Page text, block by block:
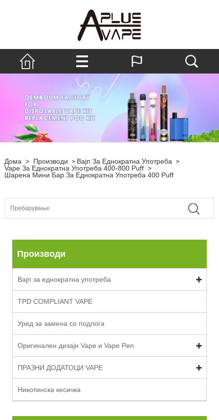
Дома > Производи > Вајп За Еднократна Употреба >
Vape За Еднократна Употреба 400-800 Puff >
Шарена Мини Бар За Еднократна Употреба 400 Puff
Производи
Вајп за еднократна употреба
TPD COMPLIANT VAPE
Уред за замена со подлога
Оригинален дизајн Vape и Vape Pen
ПРАЗНИ ДОДАТОЦИ VAPE
Никотинска кесичка